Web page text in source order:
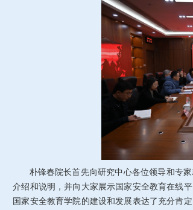
朴锋春院长首先向研究中心各位领导和专
介绍和说明，并向大家展示国家安全教育在线
国家安全教育学院的建设和发展表达了充分肯